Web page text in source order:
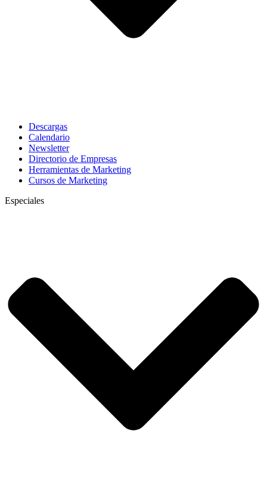
Descargas
Calendario
Newsletter
Directorio de Empresas
Herramientas de Marketing
Cursos de Marketing
Especiales